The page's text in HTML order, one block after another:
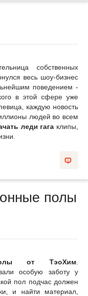
собственных
весь шоу-бизнес
поведением -
в этой сфере уже
каждую новость
людей во всем
леди гага клипы,
полы
от ТэоХим
особую заботу у
пол подчас должен
и найти материал,